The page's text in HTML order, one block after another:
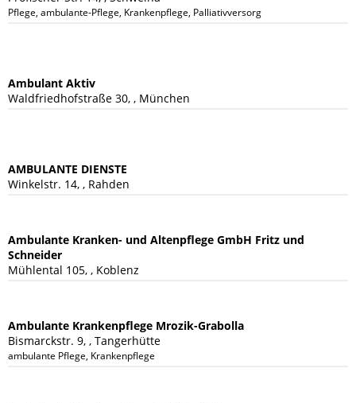
Pflege, ambulante-Pflege, Krankenpflege, Palliativversorgung,
Ambulant Aktiv
Waldfriedhofstraße 30, , München
AMBULANTE DIENSTE
Winkelstr. 14, , Rahden
Ambulante Kranken- und Altenpflege GmbH Fritz und
Schneider
Mühlental 105, , Koblenz
Ambulante Krankenpflege Mrozik-Grabolla
Bismarckstr. 9, , Tangerhütte
ambulante Pflege, Krankenpflege